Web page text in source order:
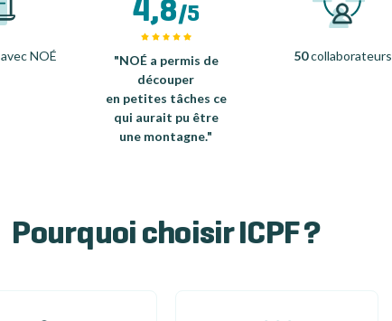
avec NOÉ
4,8/5
"NOÉ a permis de
découper
en petites tâches ce
qui aurait pu être
une montagne."
50collaborateurs
Pourquoi choisir ICPF ?